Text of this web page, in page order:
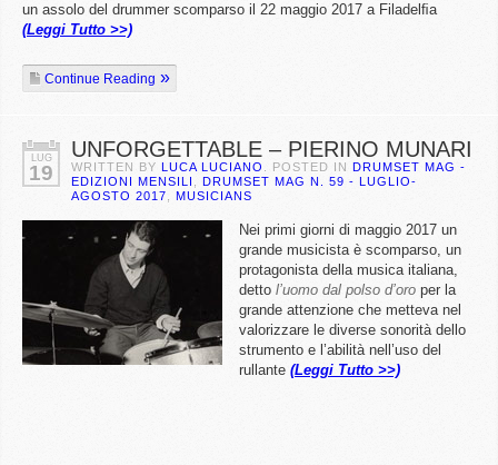
un assolo del drummer scomparso il 22 maggio 2017 a Filadelﬁa
(Leggi Tutto >>)
Continue Reading
LUG
19
UNFORGETTABLE – PIERINO MUNARI
WRITTEN BY LUCA LUCIANO . POSTED IN DRUMSET MAG -
EDIZIONI MENSILI
DRUMSET MAG N. 59 - LUGLIO-
AGOSTO 2017
MUSICIANS
Nei primi giorni di maggio 2017 un
grande musicista è scomparso, un
protagonista della musica italiana,
detto l’uomo dal polso d’oro per la
grande attenzione che metteva nel
valorizzare le diverse sonorità dello
strumento e l’abilità nell’uso del
rullante (Leggi Tutto >>)